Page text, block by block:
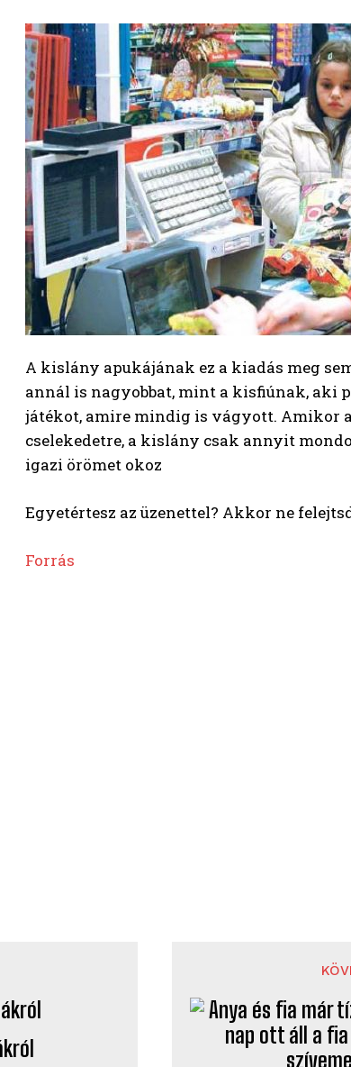
A kislány apukájának ez a kiadás meg
annál is nagyobbat, mint a kisfiúnak, aki
játékot, amire mindig is vágyott. Amikor
cselekedetre, a kislány csak annyit
igazi örömet okoz
Egyetértesz az üzenettel? Akkor ne
Forrás